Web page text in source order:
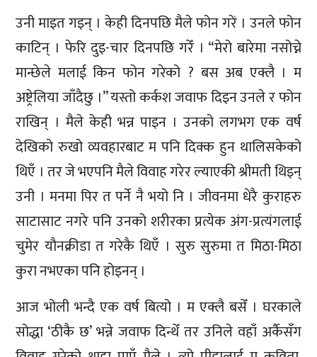
उनी माइत गइन् । केही दिनपछि मैले फोन गरें । उनले फोन
काटिन् । फेरि दुइ-चार दिनपछि गरेँ । “मेरो बारेमा नसोच्ने
मान्छेले मलाई किन फोन गरेको ? बस अब एक्लै । म
अष्ट्रेलिया जाँदैछु ।” यस्तो कर्कश जवाफ दिइन उनले र फोन
राखिन् । मैले केही भन्न पाइन । उनको लगभग एक वर्ष
देखिको रुखो व्यवहारबाट म पनि दिक्क हुन थालिसकेको
थिएँ । तर जे भएपनि मैले विवाह गरेर ल्याएकी श्रीमती थिइन्
उनी । मनमा पिर त पर्ने नै भयो नि । जीवनमा धेरै कुराहरु
साटासाट नगरे पनि उनको शरीरका प्रत्येक अंग-प्रत्यंगलाई
चुमेर यौनक्रीडा त गरेकै थिएँ । सुरु सुरुमा त मिठा-मिठा
कुरा नभएका पनि होइनन् ।
आज भोली भन्दै एक वर्ष बित्यो । म एक्लै बसेँ । घरकाले
सोद्धा ‘ठीकै छ’ भन्ने जवाफ दिन्थेँ तर उनिले वहाँ अर्कैसँग